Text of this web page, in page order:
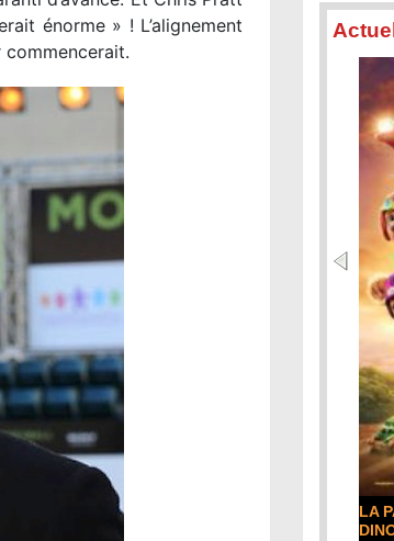
énorme » ! L’alignement
commencerait.
LA